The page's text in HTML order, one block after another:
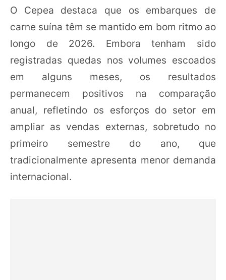
O Cepea destaca que os embarques de
carne suína têm se mantido em bom ritmo ao
longo de 2026. Embora tenham sido
registradas quedas nos volumes escoados
em alguns meses, os resultados
permanecem positivos na comparação
anual, refletindo os esforços do setor em
ampliar as vendas externas, sobretudo no
primeiro semestre do ano, que
tradicionalmente apresenta menor demanda
internacional.